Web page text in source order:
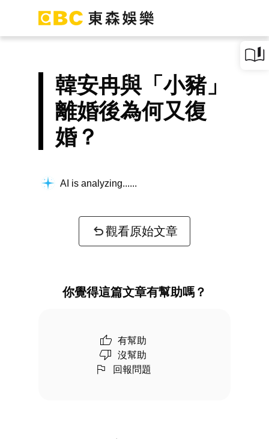
韓安冉與「小豬」
離婚後為何又復
婚？
AI is analyzing...
觀看原始文章
你覺得這篇文章有幫助嗎？
有幫助
沒幫助
回報問題